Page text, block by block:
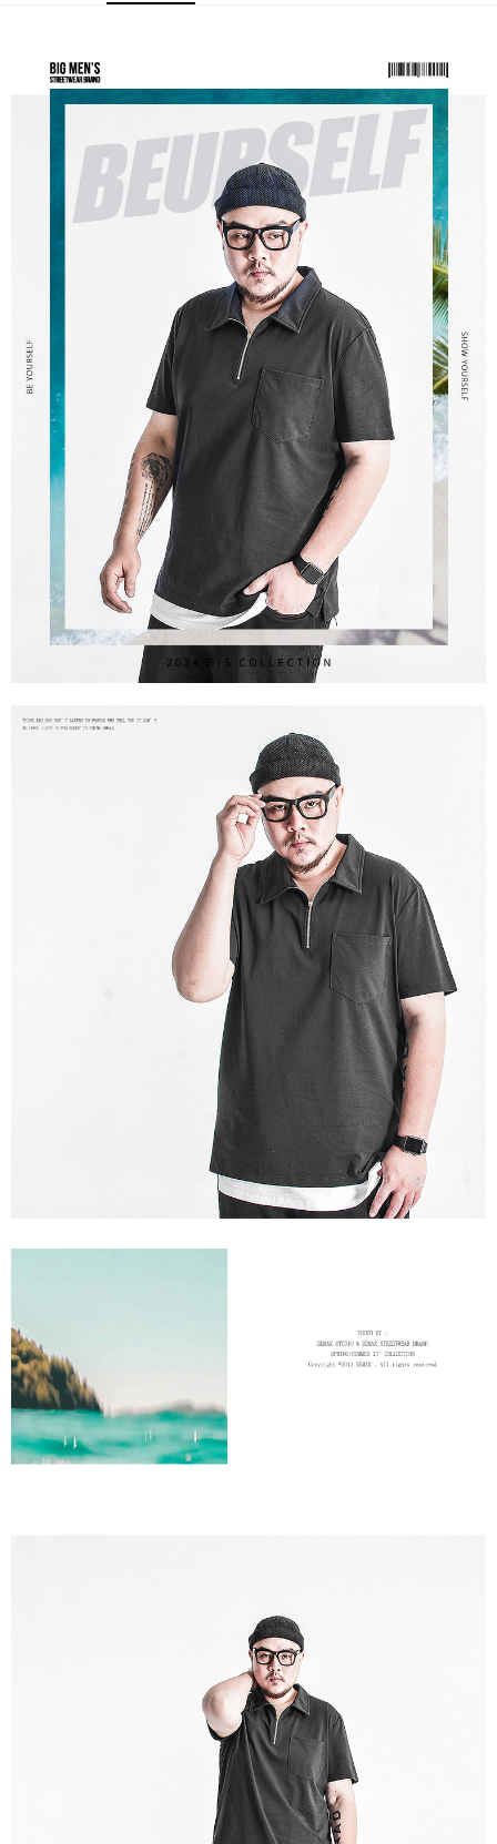
權轉讓予恩沛科技股份有限公司。
２．關於個人資料處理事宜，請瀏覽以下網址：
３．未成年的使用者請事先徵得法定代理人或監護人之同意方可使用
「AFTEE先享後付」，若未經同意申辦者引起之損失，本公司不負相關責
４．使用「AFTEE先享後付」時，將依據個別帳號之用戶狀況，依本公司即
時審查核予不同之上限額度；若仍有額度不足之情形，本公司將視審查結果
５．嚴禁一人註冊多個帳號或使用他人資訊註冊。若發現惡意使用之情形，
恩沛科技股份有限公司將有權停止該用戶之使用額度並採取法律行動。